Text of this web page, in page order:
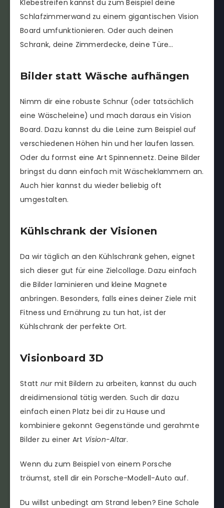
Klebestreifen kannst du zum Beispiel deine
Schlafzimmerwand zu einem gigantischen Vision
Board umfunktionieren. Oder auch deinen
Schrank, deine Zimmerdecke, deine Türe…
Bilder statt Wäsche aufhängen
Nimm dir eine robuste Schnur (oder tatsächlich
eine Wäscheleine) und mach daraus ein Vision
Board. Dazu kannst du die Leine zum Beispiel auf
verschiedenen Höhen hin und her laufen lassen.
Oder du formst eine Art Spinnennetz. Deine Bilder
bringst du dann einfach mit Wäscheklammern an.
Auch hier kannst du wieder beliebig oft
umgestalten.
Kühlschrank der Visionen
Da wir täglich an den Kühlschrank gehen, eignet
sich dieser gut für eine Zielcollage. Dazu einfach
die Bilder laminieren und kleine Magnete
anbringen. Besonders, falls eines deiner Ziele mit
Fitness und Ernährung zu tun hat, ist der
Kühlschrank der perfekte Ort.
Visionboard 3D
Statt nurmit Bildern zu arbeiten, kannst du auch
dreidimensional tätig werden. Such dir dazu
einfach einen Platz bei dir zu Hause und
kombiniere gekonnt Gegenstände und gerahmte
Bilder zu einer Art Vision-Altar.
Wenn du zum Beispiel von einem Porsche
träumst, stell dir ein Porsche-Modell-Auto auf.
Du willst unbedingt am Strand leben? Eine Schale